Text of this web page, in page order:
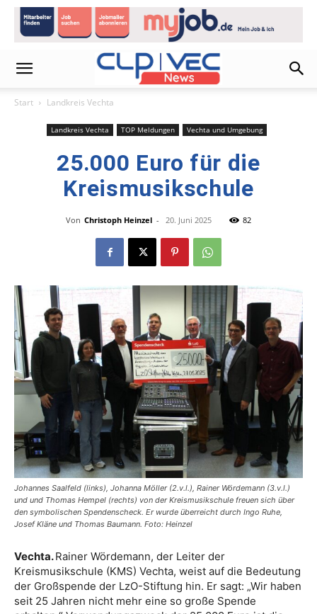
Start Landkreis Vechta
Landkreis Vechta TOP Meldungen Vechta und Umgebung
25.000 Euro für die
Kreismusikschule
Von Christoph Heinzel - 20. Juni 2025 82
Johannes Saalfeld (links), Johanna Möller (2.v.l.), Rainer Wördemann (3.v.l.)
und und Thomas Hempel (rechts) von der Kreismusikschule freuen sich über
den symbolischen Spendenscheck. Er wurde überreicht durch Ingo Ruhe,
Josef Kläne und Thomas Baumann. Foto: Heinzel
Vechta.Rainer Wördemann, der Leiter der
Kreismusikschule (KMS) Vechta, weist auf die Bedeutung
der Großspende der LzO-Stiftung hin. Er sagt: „Wir haben
seit 25 Jahren nicht mehr eine so große Spende